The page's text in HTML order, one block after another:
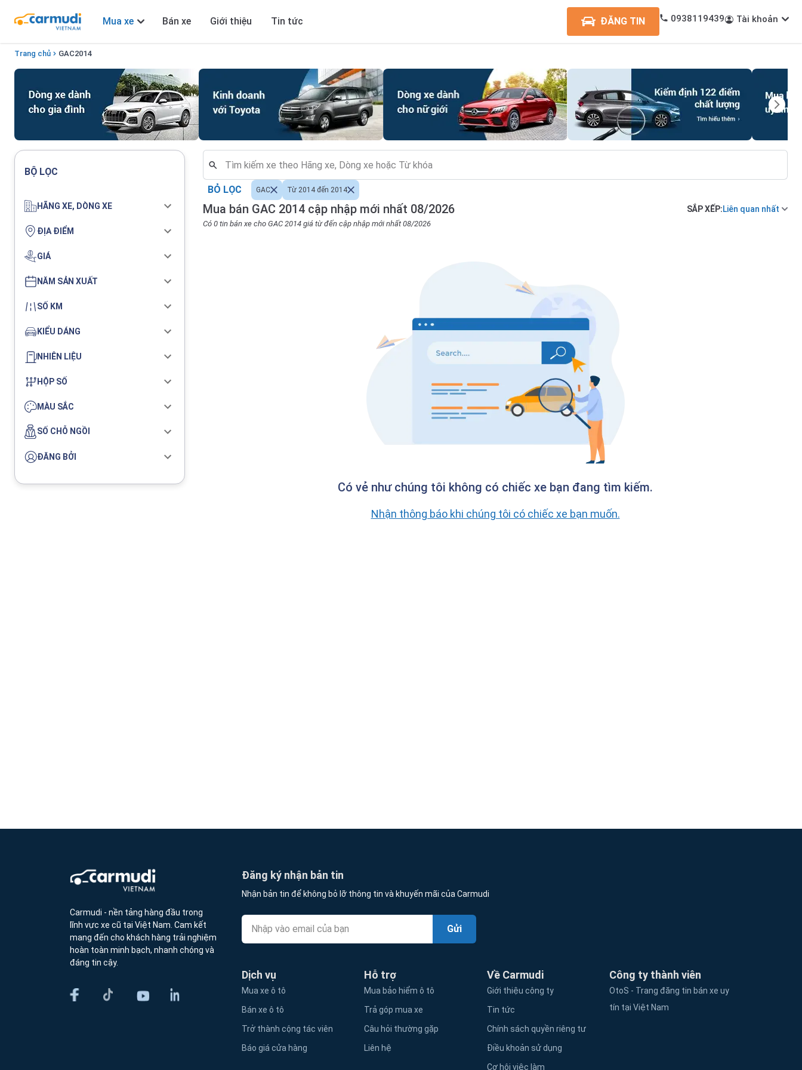
Mua xe Bán xe Giới thiệu Tin tức ĐĂNG TIN 0938119439 Tài khoản
Trang chủ GAC2014
BỘ LỌC
HÃNG XE, DÒNG XE
ĐỊA ĐIỂM
GIÁ
NĂM SẢN XUẤT
SỐ KM
KIỂU DÁNG
NHIÊN LIỆU
HỘP SỐ
MÀU SẮC
SỐ CHỖ NGỒI
ĐĂNG BỞI
Mua bán GAC 2014 cập nhập mới nhất 08/2026 SẮP XẾP:Liên quan nhất
Có 0 tin bán xe cho GAC 2014 giá từ đến cập nhập mới nhất 08/2026
BỎ LỌC GAC Từ 2014 đến 2014
Có vẻ như chúng tôi không có chiếc xe bạn đang tìm kiếm.
Nhận thông báo khi chúng tôi có chiếc xe bạn muốn.
Carmudi - nền tảng hàng đầu trong
lĩnh vực xe cũ tại Việt Nam. Cam kết
mang đến cho khách hàng trải nghiệm
hoàn toàn minh bạch, nhanh chóng và
đáng tin cậy.
Đăng ký nhận bản tin
Nhận bản tin để không bỏ lỡ thông tin và khuyến mãi của Carmudi
Gửi
Dịch vụ
Mua xe ô tô
Bán xe ô tô
Trở thành cộng tác viên
Báo giá cửa hàng
Hỗ trợ
Mua bảo hiểm ô tô
Trả góp mua xe
Câu hỏi thường gặp
Liên hệ
Về Carmudi
Giới thiệu công ty
Tin tức
Chính sách quyền riêng tư
Điều khoản sử dụng
Cơ hội việc làm
Công ty thành viên
OtoS - Trang đăng tin bán xe uy
tín tại Việt Nam